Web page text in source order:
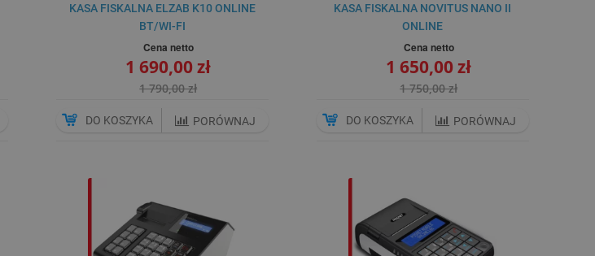
KASA FISKALNA ELZAB K10 ONLINE
BT/WI-FI
Cena netto
1 690,00 zł
1 790,00 zł
DO KOSZYKA PORÓWNAJ
KASA FISKALNA NOVITUS NANO II
ONLINE
Cena netto
1 650,00 zł
1 750,00 zł
DO KOSZYKA PORÓWNAJ